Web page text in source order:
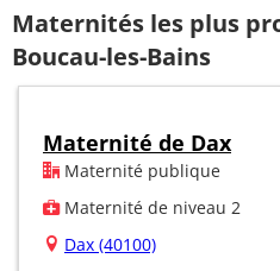
Maternités les plus
Boucau-les-Bains
Maternité de Dax
Maternité publique
Maternité de niveau 2
Dax (40100)